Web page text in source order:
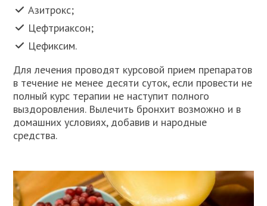
Азитрокс;
Цефтриаксон;
Цефиксим.
Для лечения проводят курсовой прием препаратов
в течение не менее десяти суток, если провести не
полный курс терапии не наступит полного
выздоровления. Вылечить бронхит возможно и в
домашних условиях, добавив и народные
средства.